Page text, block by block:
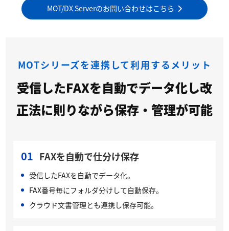
MOT/DX Serverのお問い合わせはこちら
MOTシリーズを連携して利用するメリット
受信したFAXを自動でデータ化し改
正法に則りながら保存・管理が可能
01 FAXを自動で仕分け保存
受信したFAXを自動でデータ化。
FAX番号毎にフォルダ分けして自動保存。
クラウド文書管理とも連携し保存可能。